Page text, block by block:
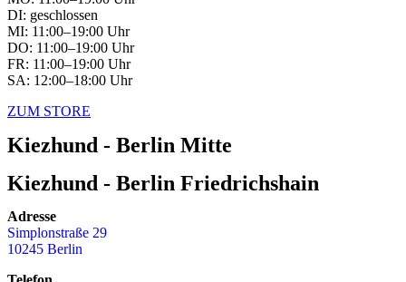
DI: geschlossen
MI: 11:00–19:00 Uhr
DO: 11:00–19:00 Uhr
FR: 11:00–19:00 Uhr
SA: 12:00–18:00 Uhr
ZUM STORE
Kiezhund - Berlin Mitte
Kiezhund - Berlin Friedrichshain
Adresse
Simplonstraße 29
10245 Berlin